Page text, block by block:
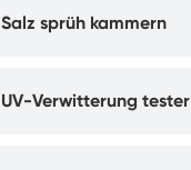
Salz sprüh kammern
UV-Verwitterung tester